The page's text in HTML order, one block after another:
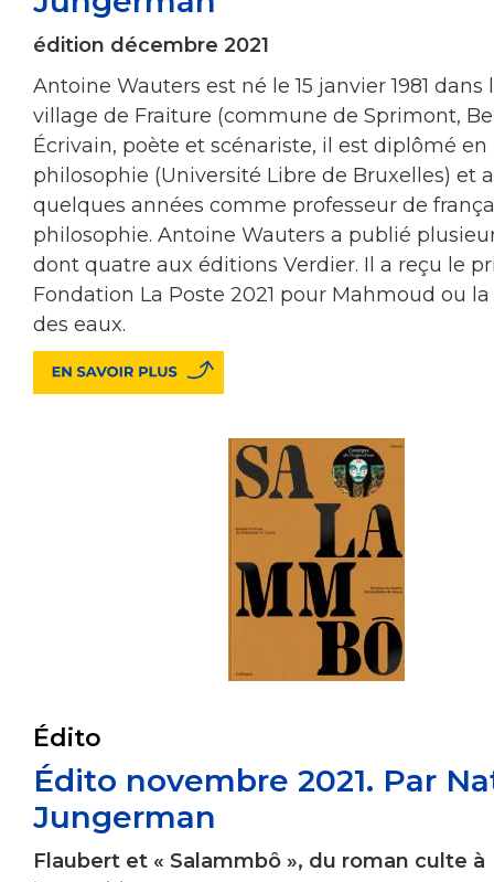
édition décembre 2021
Antoine Wauters est né le 15 janvier 1981 dans
village de Fraiture (commune de Sprimont,
Écrivain, poète et scénariste, il est diplômé en
philosophie (Université Libre de Bruxelles) et
quelques années comme professeur de
philosophie. Antoine Wauters a publié
dont quatre aux éditions Verdier. Il a reçu le
Fondation La Poste 2021 pour Mahmoud ou
des eaux.
Édito
Édito novembre 2021. Par
Jungerman
Flaubert et « Salammbô », du roman culte à